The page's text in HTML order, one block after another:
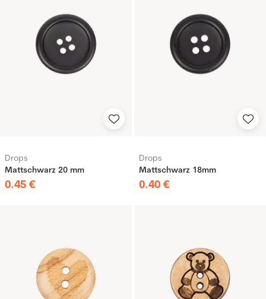
Drops
Mattschwarz 20 mm
0.45 €
Drops
Mattschwarz 18mm
0.40 €